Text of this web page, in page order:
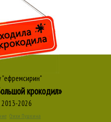
крокодил»
2026
Стихи Пушкина